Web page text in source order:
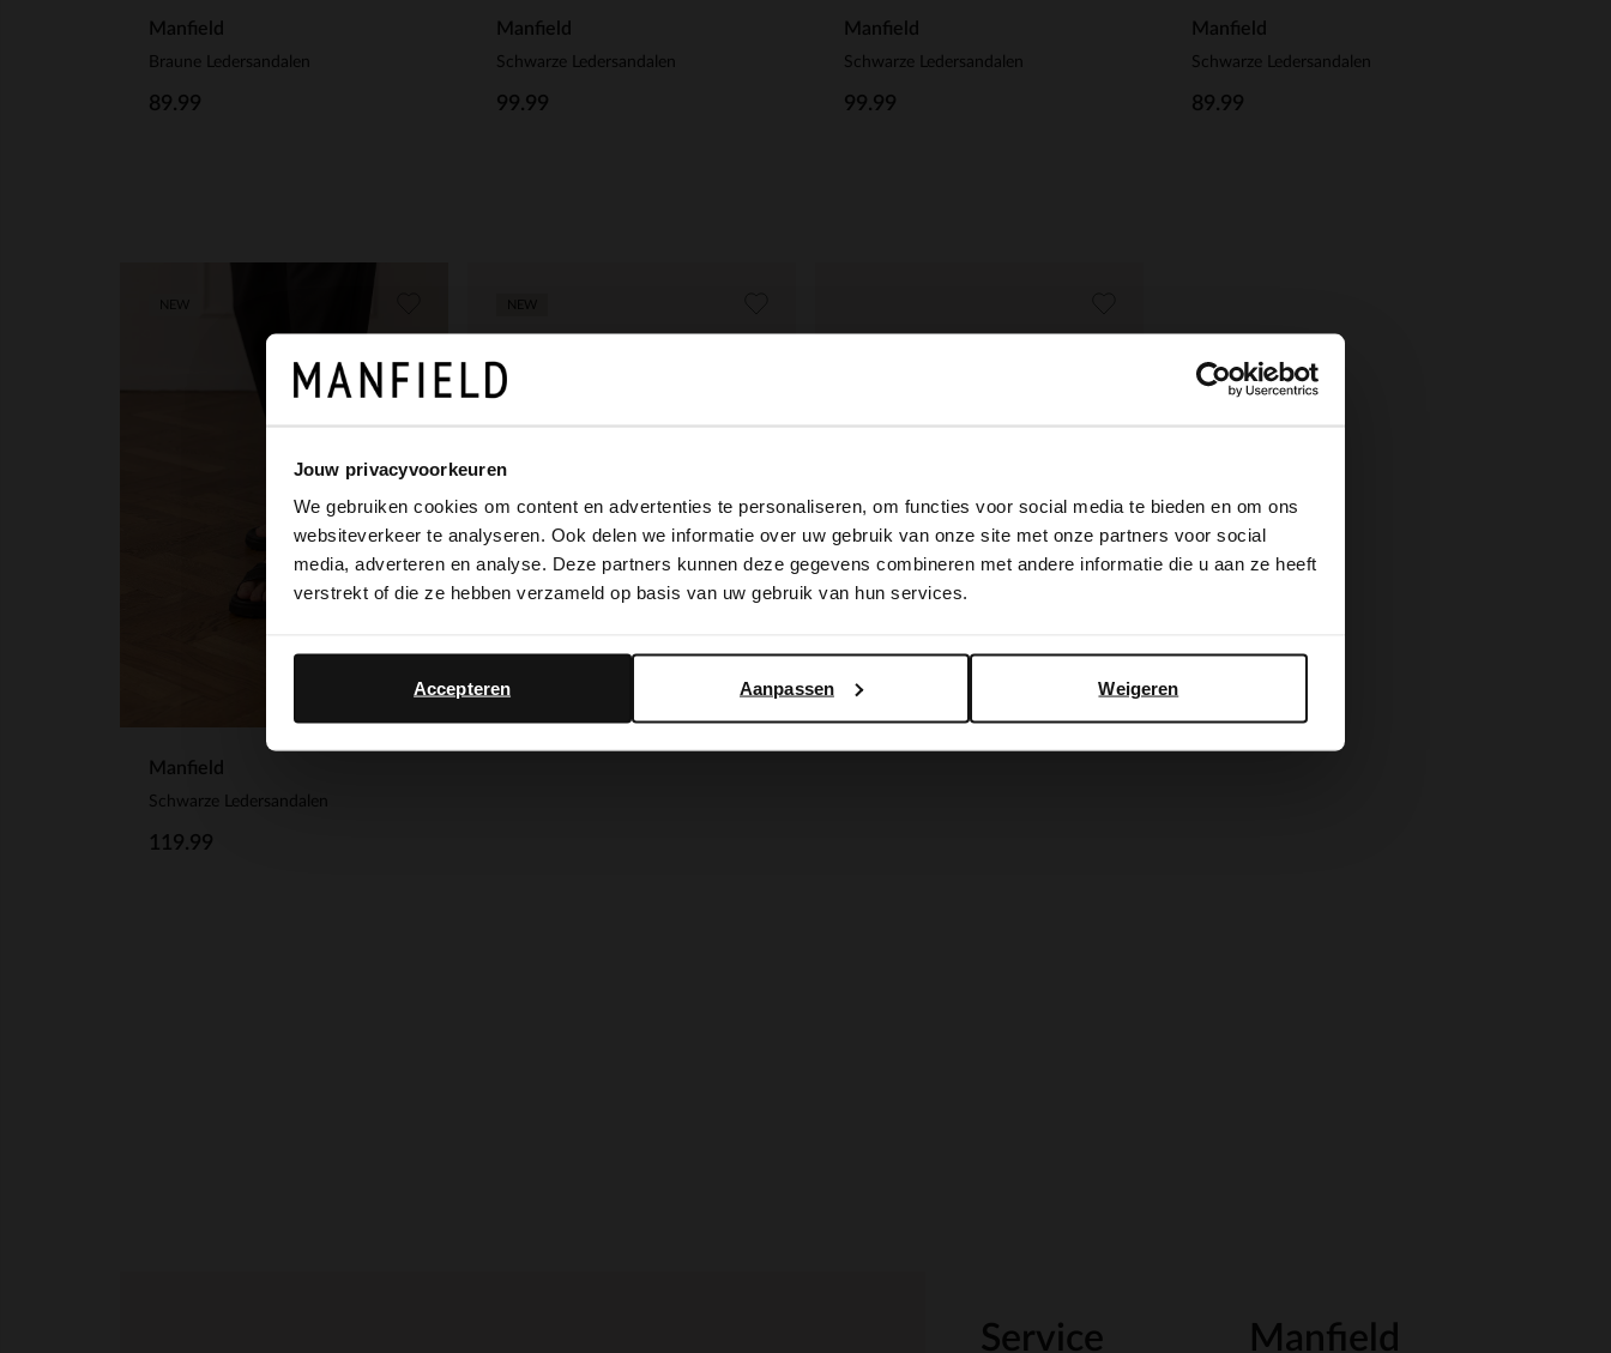
Jouw privacyvoorkeuren
We gebruiken cookies om content en advertenties te personaliseren, om functies voor social media te bieden en om ons
websiteverkeer te analyseren. Ook delen we informatie over uw gebruik van onze site met onze partners voor social
media, adverteren en analyse. Deze partners kunnen deze gegevens combineren met andere informatie die u aan ze heeft
verstrekt of die ze hebben verzameld op basis van uw gebruik van hun services.
Weigeren
Aanpassen
Accepteren
Manfield
Braune Ledersandalen
89.99
Manfield
Schwarze Ledersandalen
99.99
Manfield
Schwarze Ledersandalen
99.99
Manfield
Schwarze Ledersandalen
89.99
Manfield
Schwarze Ledersandalen
119.99
Service Manfield
×
It looks like your language isn't Dutch. Would you like to